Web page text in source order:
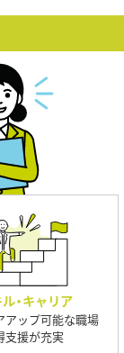
・キャリア
アップ可能な職場
支援が充実